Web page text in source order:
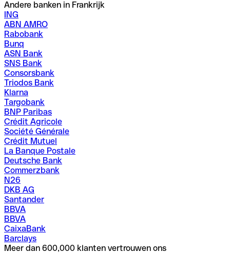
Andere banken in Frankrijk
ING
ABN AMRO
Rabobank
Bunq
ASN Bank
SNS Bank
Consorsbank
Triodos Bank
Klarna
Targobank
BNP Paribas
Crédit Agricole
Société Générale
Crédit Mutuel
La Banque Postale
Deutsche Bank
Commerzbank
N26
DKB AG
Santander
BBVA
BBVA
CaixaBank
Barclays
Meer dan 600,000 klanten vertrouwen ons